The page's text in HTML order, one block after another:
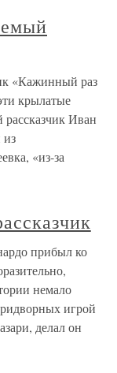
«Кажинный раз
крылатые
Иван
из
«из-за
прибыл ко
немало
игрой
делал он